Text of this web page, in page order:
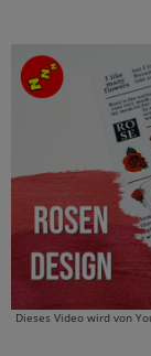
Dieses Video wird von